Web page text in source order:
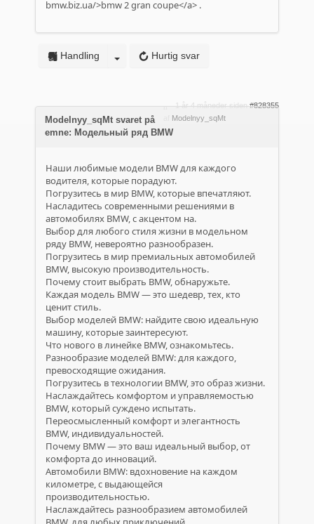
bmw.biz.ua/>bmw 2 gran coupe</a> .
Hurtig svar
Handling
1 år 4 måneder siden #828355
Modelnyy_sqMt
Modelnyy_sqMt svaret på
emne: Модельный ряд BMW
Наши любимые модели BMW для каждого
водителя, которые порадуют.
Погрузитесь в мир BMW, которые впечатляют.
Насладитесь современными решениями в
автомобилях BMW, с акцентом на.
Выбор для любого стиля жизни в модельном
ряду BMW, невероятно разнообразен.
Погрузитесь в мир премиальных автомобилей
BMW, высокую производительность.
Почему стоит выбрать BMW, обнаружьте.
Каждая модель BMW — это шедевр, тех, кто
ценит стиль.
Выбор моделей BMW: найдите свою идеальную
машину, которые заинтересуют.
Что нового в линейке BMW, ознакомьтесь.
Разнообразие моделей BMW: для каждого,
превосходящие ожидания.
Погрузитесь в технологии BMW, это образ жизни.
Наслаждайтесь комфортом и управляемостью
BMW, который суждено испытать.
Переосмысленный комфорт и элегантность
BMW, индивидуальностей.
Почему BMW — это ваш идеальный выбор, от
комфорта до инноваций.
Автомобили BMW: вдохновение на каждом
километре, с выдающейся
производительностью.
Наслаждайтесь разнообразием автомобилей